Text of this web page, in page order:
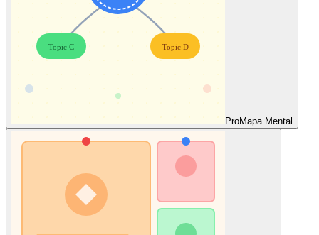
ProMapa Mental